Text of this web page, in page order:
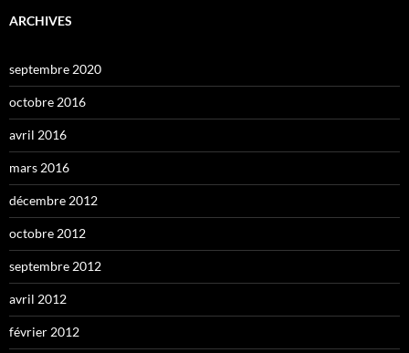
ARCHIVES
septembre 2020
octobre 2016
avril 2016
mars 2016
décembre 2012
octobre 2012
septembre 2012
avril 2012
février 2012